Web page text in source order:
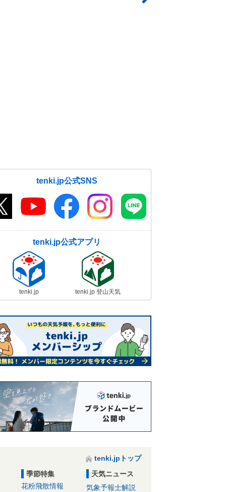
tenki.jp公式SNS
tenki.jp公式アプリ
tenki.jp tenki.jp 登山天気
tenki.jpトップ
季節特集
花粉飛散情報
天気ニュース
気象予報士解説